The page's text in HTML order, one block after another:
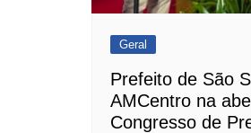
Geral
Prefeito de São
AMCentro na
Congresso de